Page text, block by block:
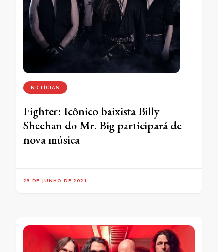
NOTÍCIAS
Fighter: Icônico baixista Billy
Sheehan do Mr. Big participará de
nova música
23 DE JUNHO DE 2021